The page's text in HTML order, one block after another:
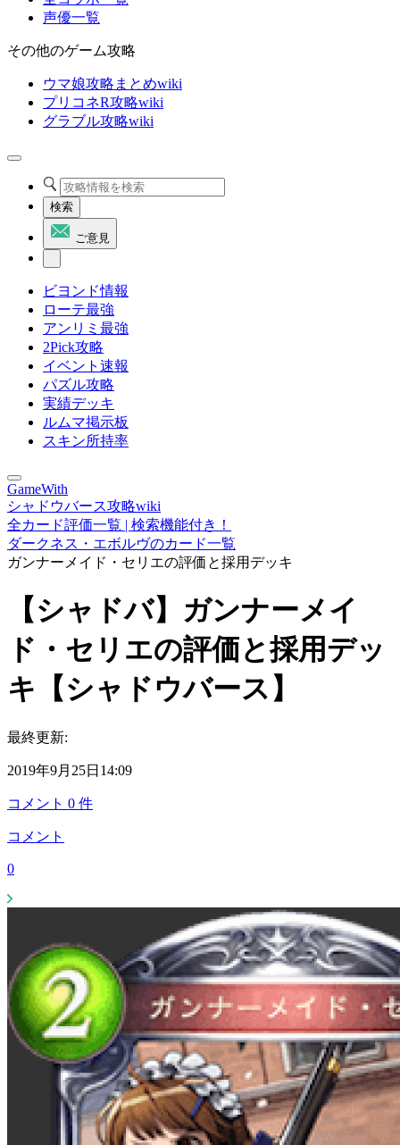
声優一覧
その他のゲーム攻略
ウマ娘攻略まとめwiki
プリコネR攻略wiki
グラブル攻略wiki
検索
ご意見
ビヨンド情報
ローテ最強
アンリミ最強
2Pick攻略
イベント速報
パズル攻略
実績デッキ
ルムマ掲示板
スキン所持率
GameWith
シャドウバース攻略wiki
全カード評価一覧 | 検索機能付き！
ダークネス・エボルヴのカード一覧
ガンナーメイド・セリエの評価と採用デッキ
【シャドバ】ガンナーメイ
ド・セリエの評価と採用デッ
キ【シャドウバース】
最終更新:
2019年9月25日14:09
コメント 0 件
コメント
0